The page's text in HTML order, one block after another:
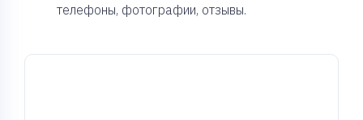
телефоны, фотографии, отзывы.